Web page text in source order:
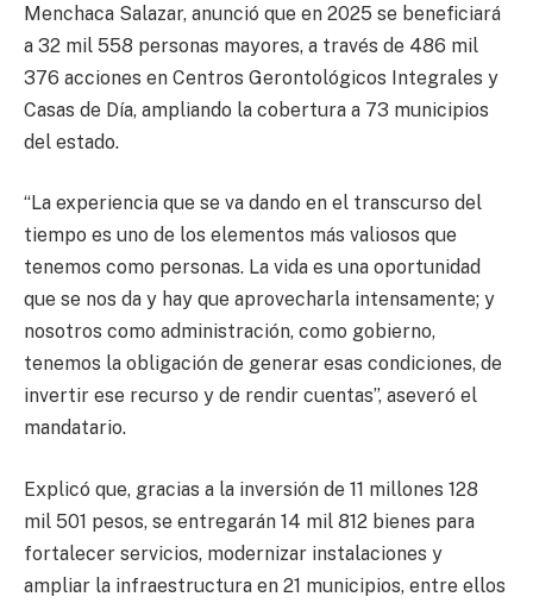
Menchaca Salazar, anunció que en 2025 se beneficiará
a 32 mil 558 personas mayores, a través de 486 mil
376 acciones en Centros Gerontológicos Integrales y
Casas de Día, ampliando la cobertura a 73 municipios
del estado.
“La experiencia que se va dando en el transcurso del
tiempo es uno de los elementos más valiosos que
tenemos como personas. La vida es una oportunidad
que se nos da y hay que aprovecharla intensamente; y
nosotros como administración, como gobierno,
tenemos la obligación de generar esas condiciones, de
invertir ese recurso y de rendir cuentas”, aseveró el
mandatario.
Explicó que, gracias a la inversión de 11 millones 128
mil 501 pesos, se entregarán 14 mil 812 bienes para
fortalecer servicios, modernizar instalaciones y
ampliar la infraestructura en 21 municipios, entre ellos